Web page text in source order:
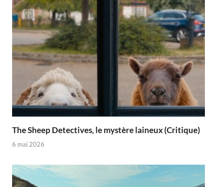
The Sheep Detectives, le mystère laineux (Critique)
6 mai 2026